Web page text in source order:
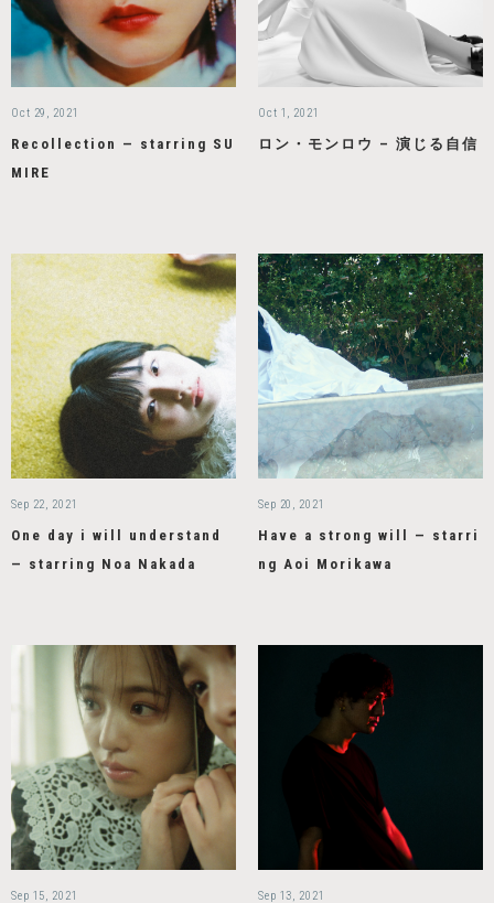
Oct 29, 2021
Recollection — starring SU
MIRE
Oct 1, 2021
ロン・モンロウ – 演じる自信
Sep 22, 2021
One day i will understand
— starring Noa Nakada
Sep 20, 2021
Have a strong will — starri
ng Aoi Morikawa
Sep 15, 2021 Sep 13, 2021